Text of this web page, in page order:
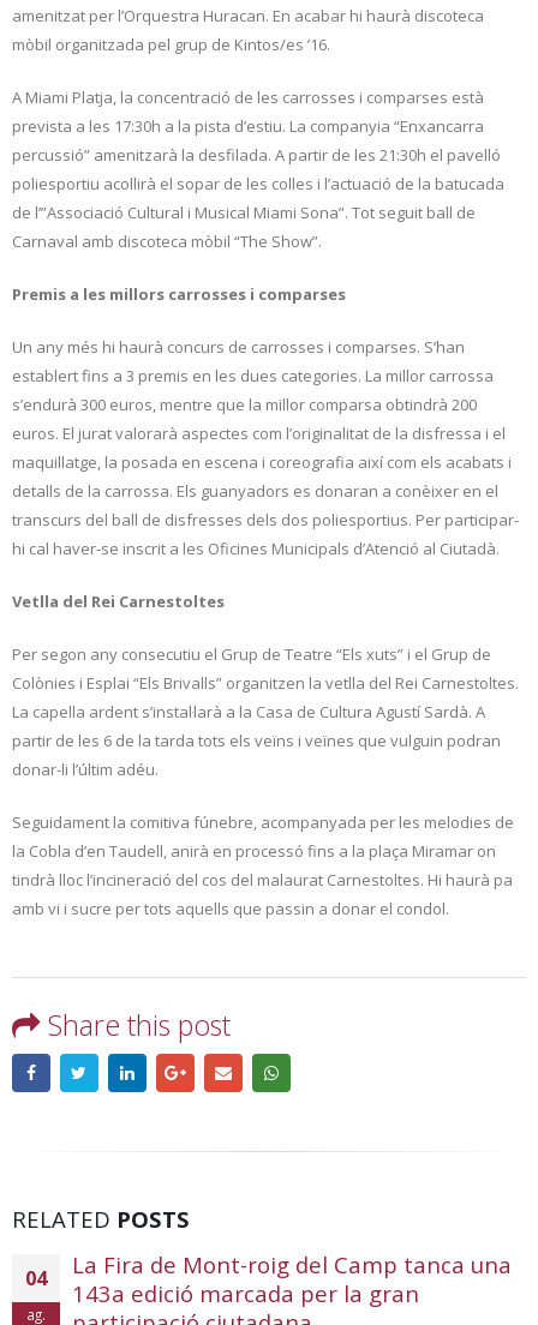
amenitzat per l’Orquestra Huracan. En acabar hi haurà discoteca
mòbil organitzada pel grup de Kintos/es ’16.
A Miami Platja, la concentració de les carrosses i comparses està
prevista a les 17:30h a la pista d’estiu. La companyia “Enxancarra
percussió” amenitzarà la desfilada. A partir de les 21:30h el pavelló
poliesportiu acollirà el sopar de les colles i l’actuació de la batucada
de l’”Associació Cultural i Musical Miami Sona”. Tot seguit ball de
Carnaval amb discoteca mòbil “The Show”.
Premis a les millors carrosses i comparses
Un any més hi haurà concurs de carrosses i comparses. S’han
establert fins a 3 premis en les dues categories. La millor carrossa
s’endurà 300 euros, mentre que la millor comparsa obtindrà 200
euros. El jurat valorarà aspectes com l’originalitat de la disfressa i el
maquillatge, la posada en escena i coreografia així com els acabats i
detalls de la carrossa. Els guanyadors es donaran a conèixer en el
transcurs del ball de disfresses dels dos poliesportius. Per participar-
hi cal haver-se inscrit a les Oficines Municipals d’Atenció al Ciutadà.
Vetlla del Rei Carnestoltes
Per segon any consecutiu el Grup de Teatre “Els xuts” i el Grup de
Colònies i Esplai “Els Brivalls” organitzen la vetlla del Rei Carnestoltes.
La capella ardent s’instal·larà a la Casa de Cultura Agustí Sardà. A
partir de les 6 de la tarda tots els veïns i veïnes que vulguin podran
donar-li l’últim adéu.
Seguidament la comitiva fúnebre, acompanyada per les melodies de
la Cobla d’en Taudell, anirà en processó fins a la plaça Miramar on
tindrà lloc l’incineració del cos del malaurat Carnestoltes. Hi haurà pa
amb vi i sucre per tots aquells que passin a donar el condol.
Share this post
RELATED POSTS
04
ag.
La Fira de Mont-roig del Camp tanca una
143a edició marcada per la gran